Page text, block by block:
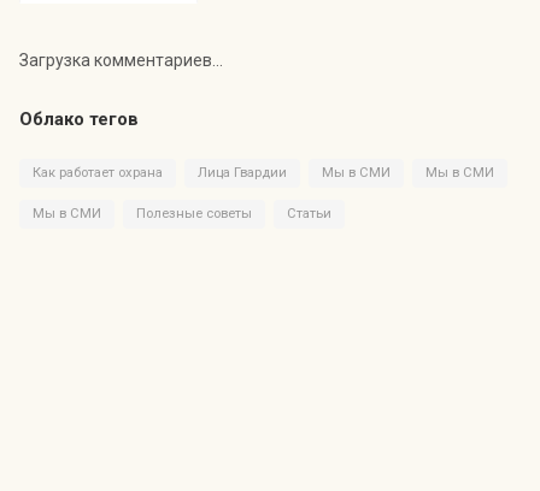
Загрузка комментариев...
Облако тегов
Как работает охрана Лица Гвардии Мы в СМИ Мы в СМИ
Мы в СМИ Полезные советы Статьи